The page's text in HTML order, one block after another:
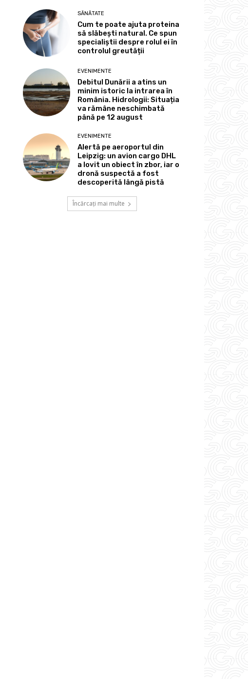
SĂNĂTATE
Cum te poate ajuta proteina
să slăbești natural. Ce spun
specialiștii despre rolul ei în
controlul greutății
EVENIMENTE
Debitul Dunării a atins un
minim istoric la intrarea în
România. Hidrologii: Situația
va rămâne neschimbată
până pe 12 august
EVENIMENTE
Alertă pe aeroportul din
Leipzig: un avion cargo DHL
a lovit un obiect în zbor, iar o
dronă suspectă a fost
descoperită lângă pistă
Încărcați mai multe